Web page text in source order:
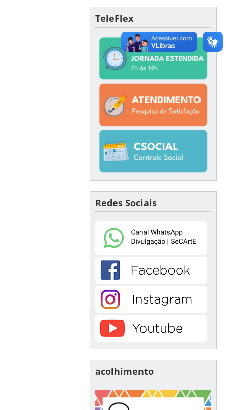
TeleFlex
Redes Sociais
acolhimento